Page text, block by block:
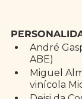
André
ABE)
Miguel
vinícola